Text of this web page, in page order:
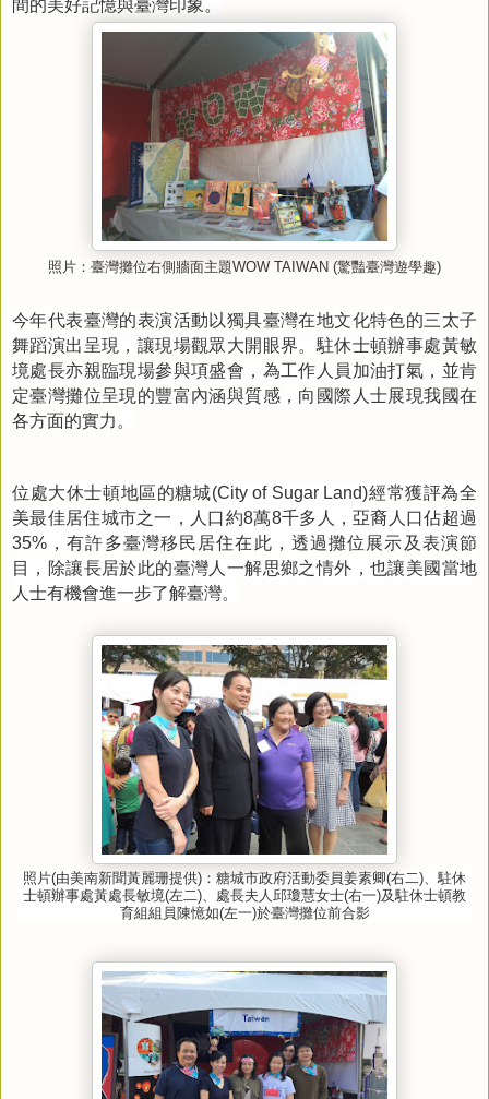
間的美好記憶與臺灣印象。
照片：臺灣攤位右側牆面主題WOW TAIWAN (驚豔臺灣遊學趣)
今年代表臺灣的表演活動以獨具臺灣在地文化特色的三太子
舞蹈演出呈現，讓現場觀眾大開眼界。駐休士頓辦事處黃敏
境處長亦親臨現場參與項盛會，為工作人員加油打氣，並肯
定臺灣攤位呈現的豐富內涵與質感，向國際人士展現我國在
各方面的實力。
位處大休士頓地區的糖城(City of Sugar Land)經常獲評為全
美最佳居住城市之一，人口約8萬8千多人，亞裔人口佔超過
35% ，有許多臺灣移民居住在此，透過攤位展示及表演節
目，除讓長居於此的臺灣人一解思鄉之情外，也讓美國當地
人士有機會進一步了解臺灣。
照片(由美南新聞黃麗珊提供) ：糖城市政府活動委員姜素卿(右二)、駐休
士頓辦事處黃處長敏境(左二)、處長夫人邱瓊慧女士(右一)及駐休士頓教
育組組員陳憶如(左一)於臺灣攤位前合影